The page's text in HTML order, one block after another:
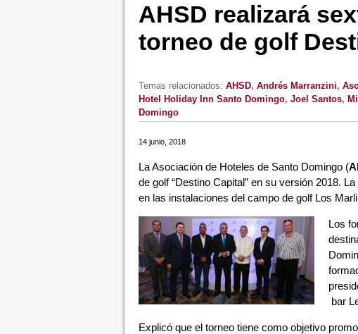
AHSD realizará
torneo de golf
Temas relacionados: AHSD, Andrés Marranzini,
Hotel Holiday Inn Santo Domingo, Joel Santos,
Domingo
14 junio, 2018
La Asociación de Hoteles de Santo Domingo (
de golf “Destino Capital” en su versión 2018.
en las instalaciones del campo de golf Los
Los
bar
Explicó que el torneo tiene como objetivo